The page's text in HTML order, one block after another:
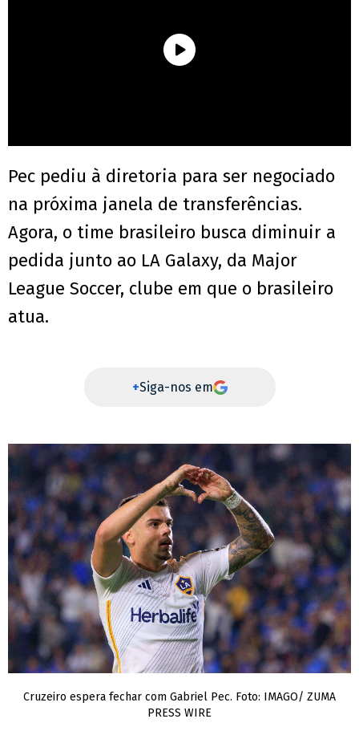
Pec pediu à diretoria para ser negociado
na próxima janela de transferências.
Agora, o time brasileiro busca diminuir a
pedida junto ao LA Galaxy, da Major
League Soccer, clube em que o brasileiro
atua.
+Siga-nos em
Cruzeiro espera fechar com Gabriel Pec. Foto: IMAGO/ ZUMA
PRESS WIRE